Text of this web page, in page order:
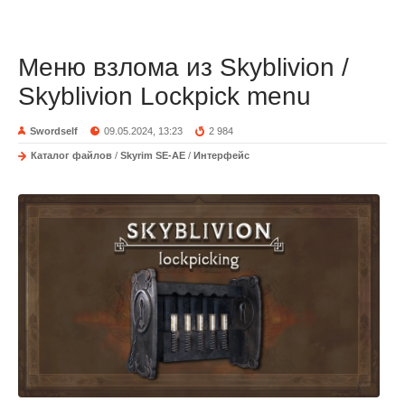
Меню взлома из Skyblivion /
Skyblivion Lockpick menu
Swordself 09.05.2024, 13:23 2 984
Каталог файлов / Skyrim SE-AE / Интерфейс